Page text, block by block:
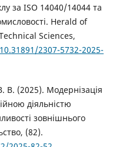
за ISO 14040/14044 та
Herald of
Sciences,
2307-5732-2025-
В. (2025). Модернізація
діяльністю
зовнішнього
(82).